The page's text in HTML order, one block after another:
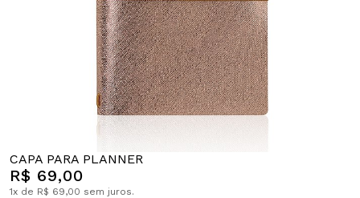
CAPA PARA PLANNER
R$ 69,00
1x de R$ 69,00 sem juros.